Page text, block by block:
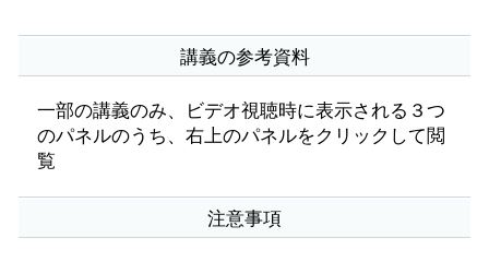
講義の参考資料
一部の講義のみ、ビデオ視聴時に表示される３つ
のパネルのうち、右上のパネルをクリックして閲
覧
注意事項